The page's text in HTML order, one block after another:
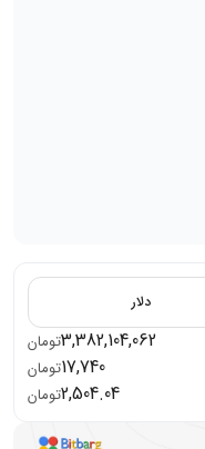
دلار
3,382,104,062تومان
17,740تومان
2,504.04تومان